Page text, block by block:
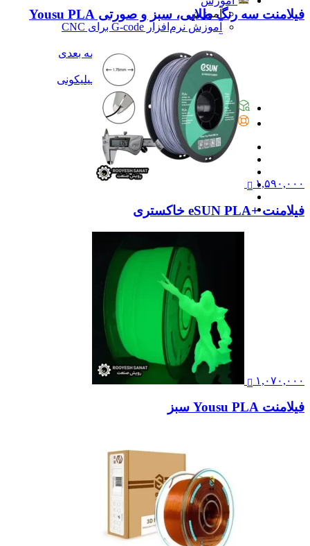
آموزش
آموزش نرم‌افزار G-code برای CNC
آموزش جامع ساخت پرینتر سه بعدی
آموزش تراشکاری
آموزش کامل ساخت قالب سیلیکونی
همه آموزش
پیگیری سفارشات
تماس با ما
فیلامنت سه رنگ طلایی، سبز و صورتی Yousu PLA
۱,۵۹۰,۰۰۰
فیلامنت +eSUN PLA خاکستری
۱,۰۷۰,۰۰۰
فیلامنت Yousu PLA سبز